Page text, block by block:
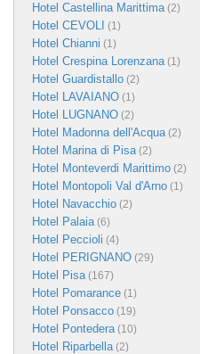
Hotel Castellina Marittima(2)
Hotel CEVOLI (1)
Hotel Chianni (1)
Hotel Crespina Lorenzana(1)
Hotel Guardistallo (2)
Hotel LAVAIANO (1)
Hotel LUGNANO (2)
Hotel Madonna dell'Acqua(2)
Hotel Marina di Pisa(2)
Hotel Monteverdi Marittimo (2)
Hotel Montopoli Val d'Arno (1)
Hotel Navacchio (2)
Hotel Palaia(6)
Hotel Peccioli (4)
Hotel PERIGNANO (29)
Hotel Pisa(167)
Hotel Pomarance (1)
Hotel Ponsacco (19)
Hotel Pontedera(10)
Hotel Riparbella(2)